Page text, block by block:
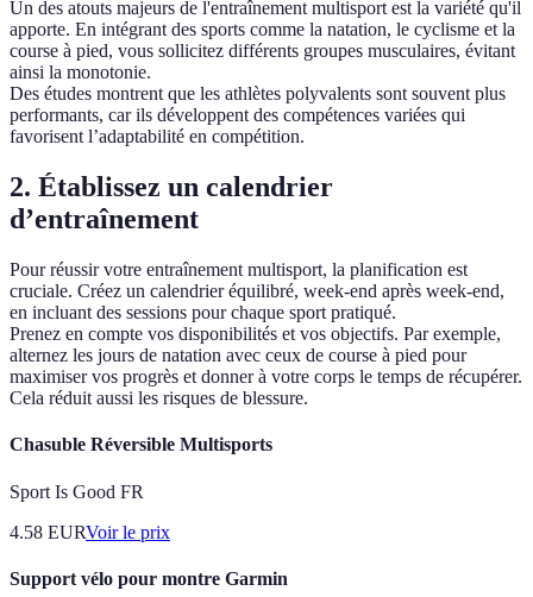
Un des atouts majeurs de l'entraînement multisport est la variété qu'il
apporte. En intégrant des sports comme la natation, le cyclisme et la
course à pied, vous sollicitez différents groupes musculaires, évitant
ainsi la monotonie.
Des études montrent que les athlètes polyvalents sont souvent plus
performants, car ils développent des compétences variées qui
favorisent l’adaptabilité en compétition.
2. Établissez un calendrier
d’entraînement
Pour réussir votre entraînement multisport, la planification est
cruciale. Créez un calendrier équilibré, week-end après week-end,
en incluant des sessions pour chaque sport pratiqué.
Prenez en compte vos disponibilités et vos objectifs. Par exemple,
alternez les jours de natation avec ceux de course à pied pour
maximiser vos progrès et donner à votre corps le temps de récupérer.
Cela réduit aussi les risques de blessure.
Chasuble Réversible Multisports
Sport Is Good FR
4.58 EURVoir le prix
Support vélo pour montre Garmin